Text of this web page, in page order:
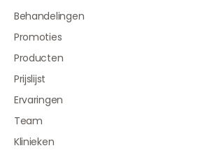
Behandelingen
Promoties
Producten
Prijslijst
Ervaringen
Team
Klinieken